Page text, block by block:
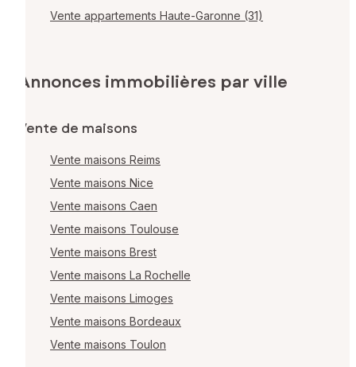
Vente appartements Haute-Garonne (31)
Annonces immobilières par ville
Vente de maisons
Vente maisons Reims
Vente maisons Nice
Vente maisons Caen
Vente maisons Toulouse
Vente maisons Brest
Vente maisons La Rochelle
Vente maisons Limoges
Vente maisons Bordeaux
Vente maisons Toulon